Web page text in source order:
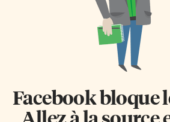
Facebook bloque